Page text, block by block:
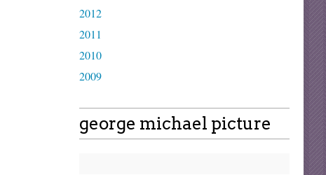
2012
2011
2010
2009
george michael picture